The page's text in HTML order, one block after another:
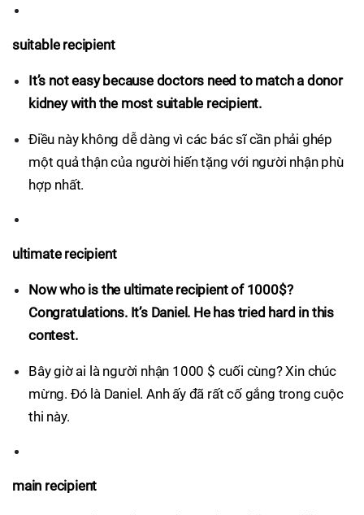
suitable recipient
It’s not easy because doctors need to match a donor
kidney with the most suitable recipient.
Điều này không dễ dàng vì các bác sĩ cần phải ghép
một quả thận của người hiến tặng với người nhận phù
hợp nhất.
ultimate recipient
Now who is the ultimate recipient of 1000$?
Congratulations. It’s Daniel. He has tried hard in this
contest.
Bây giờ ai là người nhận 1000 $ cuối cùng? Xin chúc
mừng. Đó là Daniel. Anh ấy đã rất cố gắng trong cuộc
thi này.
main recipient